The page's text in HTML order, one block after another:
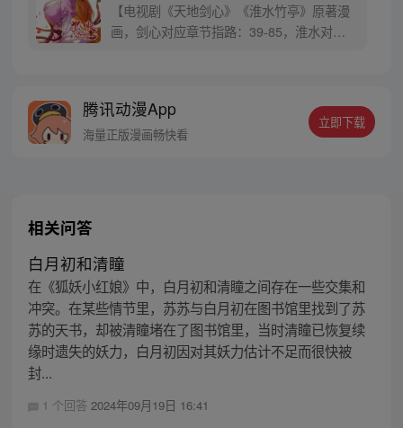
【电视剧《天地剑心》《淮水竹亭》原著漫
画，剑心对应章节指路：39-85，淮水对应
腾讯动漫App
海量正版漫画畅快看
立即下载
相关问答
白月初和清瞳
在《狐妖小红娘》中，白月初和清瞳之间存在一些交集和
冲突。在某些情节里，苏苏与白月初在图书馆里找到了苏
苏的天书，却被清瞳堵在了图书馆里，当时清瞳已恢复续
缘时遗失的妖力，白月初因对其妖力估计不足而很快被
封...
1 个回答 2024年09月19日 16:41